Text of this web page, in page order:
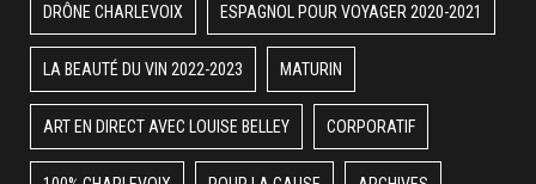
DRÔNE CHARLEVOIX ESPAGNOL POUR VOYAGER 2020-2021
LA BEAUTÉ DU VIN 2022-2023 MATURIN
ART EN DIRECT AVEC LOUISE BELLEY CORPORATIF